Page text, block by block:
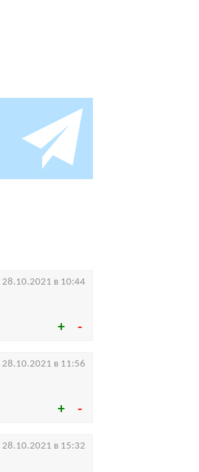
28.10.2021 в 10:44
28.10.2021 в 11:56
28.10.2021 в 15:32